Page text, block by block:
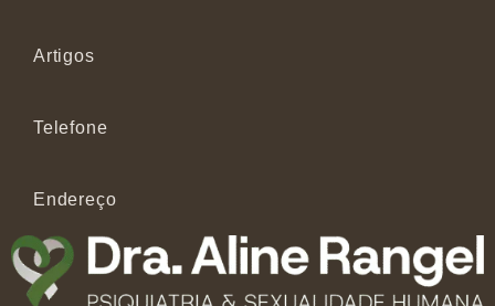
Artigos
Telefone
Endereço